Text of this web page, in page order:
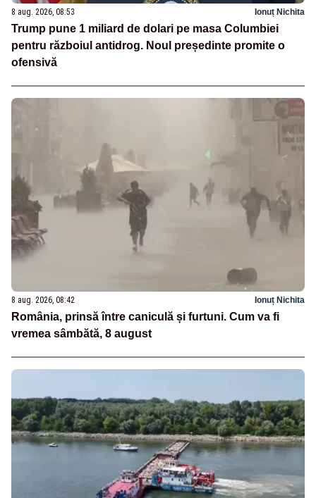
8 aug. 2026, 08:53 Ionuț Nichita
Trump pune 1 miliard de dolari pe masa Columbiei
pentru războiul antidrog. Noul președinte promite o
ofensivă
8 aug. 2026, 08:42 Ionuț Nichita
România, prinsă între caniculă și furtuni. Cum va fi
vremea sâmbătă, 8 august